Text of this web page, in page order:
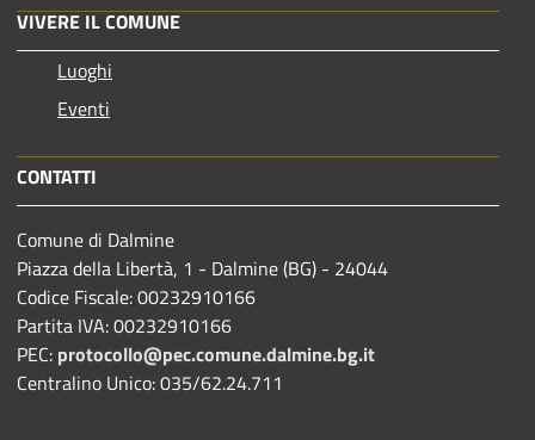
VIVERE IL COMUNE
Luoghi
Eventi
CONTATTI
Comune di Dalmine
Piazza della Libertà, 1 - Dalmine (BG) - 24044
Codice Fiscale: 00232910166
Partita IVA: 00232910166
PEC: protocollo@pec.comune.dalmine.bg.it
Centralino Unico: 035/62.24.711